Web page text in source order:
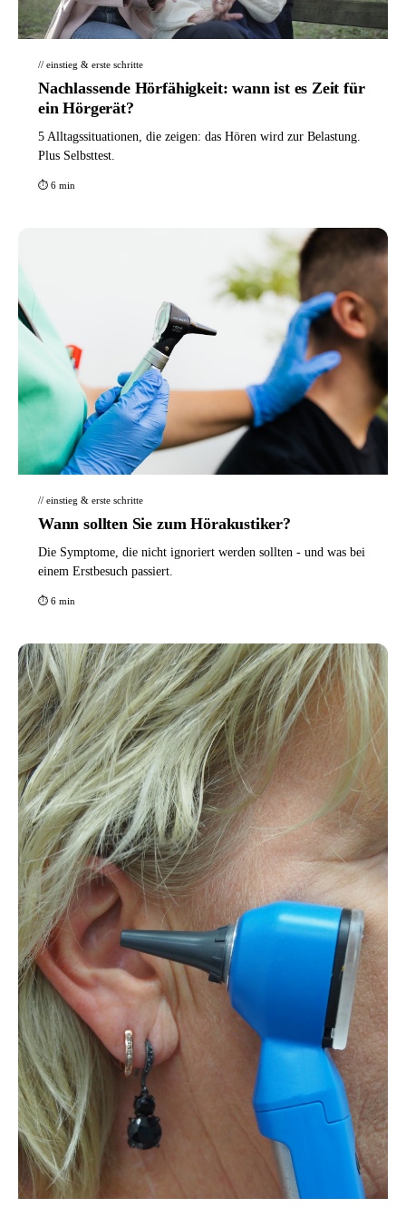
// einstieg & erste schritte
Nachlassende Hörfähigkeit: wann ist es Zeit für
ein Hörgerät?
5 Alltagssituationen, die zeigen: das Hören wird zur Belastung.
Plus Selbsttest.
⏱ 6 min
// einstieg & erste schritte
Wann sollten Sie zum Hörakustiker?
Die Symptome, die nicht ignoriert werden sollten - und was bei
einem Erstbesuch passiert.
⏱ 6 min